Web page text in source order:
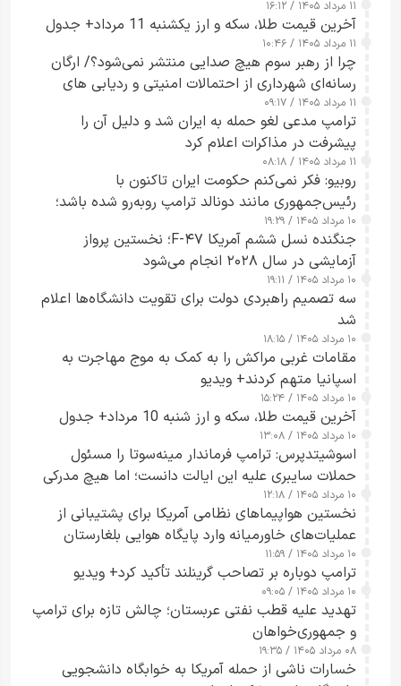
۱۱ مرداد ۱۴۰۵ / ۱۶:۱۲
آخرین قیمت طلا، سکه و ارز یکشنبه 11 مرداد+ جدول
۱۱ مرداد ۱۴۰۵ / ۱۰:۴۶
چرا از رهبر سوم هیچ صدایی منتشر نمی‌شود؟/ ارگان
رسانه‌ای شهرداری از احتمالات امنیتی و ردیابی های
جاسوسی گفت
۱۱ مرداد ۱۴۰۵ / ۰۹:۱۷
ترامپ مدعی لغو حمله به ایران شد و دلیل آن را
پیشرفت در مذاکرات اعلام کرد
۱۱ مرداد ۱۴۰۵ / ۰۸:۱۸
روبیو: فکر نمی‌کنم حکومت ایران تاکنون با
رئیس‌جمهوری مانند دونالد ترامپ روبه‌رو شده باشد؛
کسی که واقعاً دست به اقدام می‌زند
۱۰ مرداد ۱۴۰۵ / ۱۹:۲۹
جنگنده نسل ششم آمریکا F-۴۷؛ نخستین پرواز
آزمایشی در سال ۲۰۲۸ انجام می‌شود
۱۰ مرداد ۱۴۰۵ / ۱۹:۱۱
سه تصمیم راهبردی دولت برای تقویت دانشگاه‌ها اعلام
شد
۱۰ مرداد ۱۴۰۵ / ۱۸:۱۵
مقامات غربی مراکش را به کمک به موج مهاجرت به
اسپانیا متهم کردند+ ویدیو
۱۰ مرداد ۱۴۰۵ / ۱۵:۲۴
آخرین قیمت طلا، سکه و ارز شنبه 10 مرداد+ جدول
۱۰ مرداد ۱۴۰۵ / ۱۳:۰۸
اسوشیتدپرس: ترامپ فرماندار مینه‌سوتا را مسئول
حملات سایبری علیه این ایالت دانست؛ اما هیچ مدرکی
ارائه نکرد
۱۰ مرداد ۱۴۰۵ / ۱۲:۱۸
نخستین هواپیماهای نظامی آمریکا برای پشتیبانی از
عملیات‌های خاورمیانه وارد پایگاه هوایی بلغارستان
شدند
۱۰ مرداد ۱۴۰۵ / ۱۱:۵۹
ترامپ دوباره بر تصاحب گرینلند تأکید کرد+ ویدیو
۱۰ مرداد ۱۴۰۵ / ۰۹:۰۵
تهدید علیه قطب نفتی عربستان؛ چالش تازه برای ترامپ
و جمهوری‌خواهان
۰۸ مرداد ۱۴۰۵ / ۱۹:۳۵
خسارات ناشی از حمله آمریکا به خوابگاه دانشجویی